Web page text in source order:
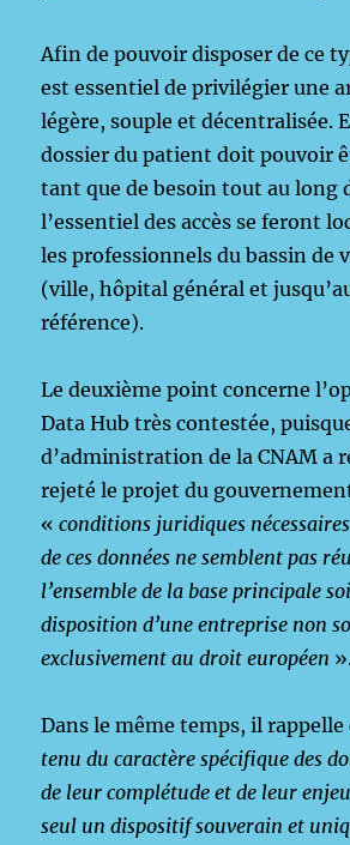
Afin de pouvoir disposer de ce
est essentiel de privilégier une
légère, souple et décentralisée.
dossier du patient doit pouvoir
tant que de besoin tout au long
l’essentiel des accès se feront
les professionnels du bassin de
(ville, hôpital général et
référence).
Le deuxième point concerne
Data Hub très contestée,
d’administration de la CNAM a
rejeté le projet du
«conditions juridiques
de ces données ne semblent pas
l’ensemble de la base principale
disposition d’une entreprise non
exclusivement au droit européen
Dans le même temps, il
tenu du caractère spécifique des
de leur complétude et de leur
seul un dispositif souverain et